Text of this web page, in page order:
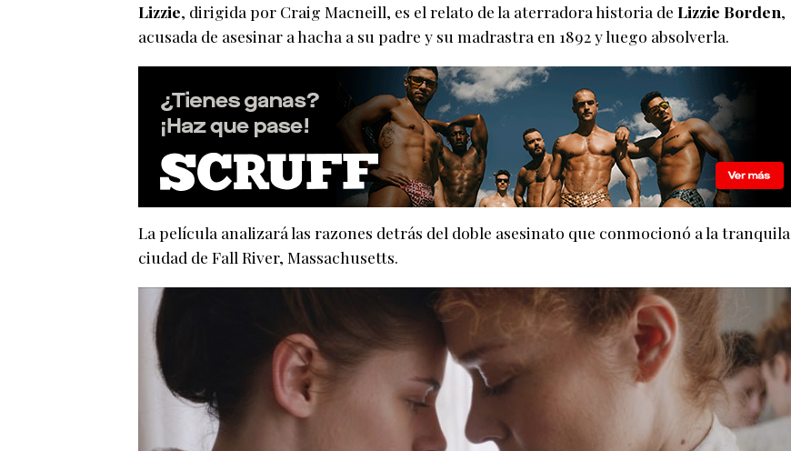
Lizzie, dirigida por Craig Macneill, es el relato de la aterradora historia de Lizzie Borden,
acusada de asesinar a hacha a su padre y su madrastra en 1892 y luego absolverla.
La película analizará las razones detrás del doble asesinato que conmocionó a la tranquila
ciudad de Fall River, Massachusetts.